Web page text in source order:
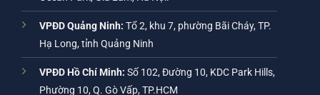
VPĐD Quảng Ninh: Tổ 2, khu 7, phường Bãi Cháy, TP.
Hạ Long, tỉnh Quảng Ninh
VPĐD Hồ Chí Minh: Số 102, Đường 10, KDC Park Hills,
Phường 10, Q. Gò Vấp, TP.HCM